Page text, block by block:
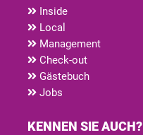
Inside
Local
Management
Check-out
Gästebuch
Jobs
KENNEN SIE AUCH?